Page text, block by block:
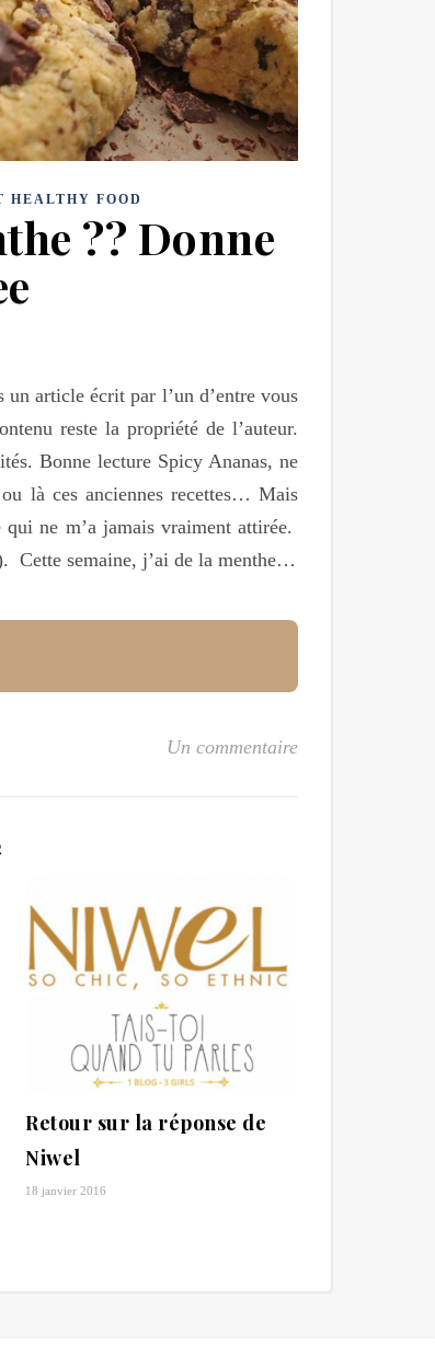
HEALTHY FOOD
?? Donne
article écrit par l’un d’entre vous
reste la propriété de l’auteur.
Bonne lecture Spicy Ananas, ne
là ces anciennes recettes… Mais
ne m’a jamais vraiment attirée.
Cette semaine, j’ai de la menthe…
Un commentaire
Retour sur la réponse de
Niwel
18 janvier 2016